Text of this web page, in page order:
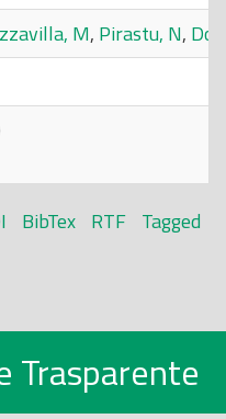
M, Pirastu, N,
BibTex RTF Tagged
Trasparente